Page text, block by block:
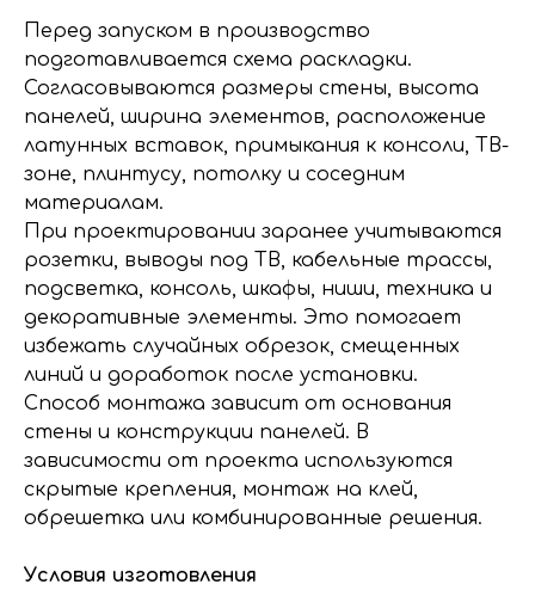
Перед запуском в производство
подготавливается схема раскладки.
Согласовываются размеры стены, высота
панелей, ширина элементов, расположение
латунных вставок, примыкания к консоли, ТВ-
зоне, плинтусу, потолку и соседним
материалам.
При проектировании заранее учитываются
розетки, выводы под ТВ, кабельные трассы,
подсветка, консоль, шкафы, ниши, техника и
декоративные элементы. Это помогает
избежать случайных обрезок, смещенных
линий и доработок после установки.
Способ монтажа зависит от основания
стены и конструкции панелей. В
зависимости от проекта используются
скрытые крепления, монтаж на клей,
обрешетка или комбинированные решения.
Условия изготовления